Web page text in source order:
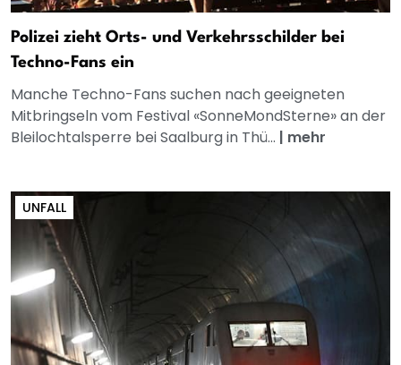
Polizei zieht Orts- und Verkehrsschilder bei
Techno-Fans ein
Manche Techno-Fans suchen nach geeigneten
Mitbringseln vom Festival «SonneMondSterne» an der
Bleilochtalsperre bei Saalburg in Thü... | mehr
UNFALL